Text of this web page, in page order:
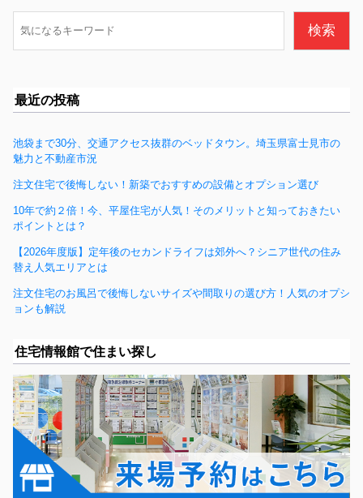
索
検索
最近の投稿
池袋まで30分、交通アクセス抜群のベッドタウン。埼玉県富士見市の
魅力と不動産市況
注文住宅で後悔しない！新築でおすすめの設備とオプション選び
10年で約２倍！今、平屋住宅が人気！そのメリットと知っておきたい
ポイントとは？
【2026年度版】定年後のセカンドライフは郊外へ？シニア世代の住み
替え人気エリアとは
注文住宅のお風呂で後悔しないサイズや間取りの選び方！人気のオプシ
ョンも解説
住宅情報館で住まい探し